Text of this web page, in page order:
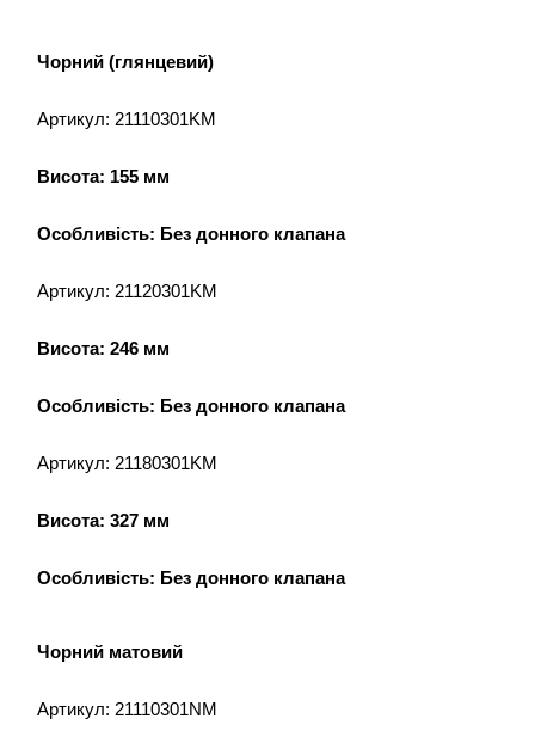
Чорний (глянцевий)
Артикул: 21110301KM
Висота: 155 мм
Особливість: Без донного клапана
Артикул: 21120301KM
Висота: 246 мм
Особливість: Без донного клапана
Артикул: 21180301KM
Висота: 327 мм
Особливість: Без донного клапана
Чорний матовий
Артикул: 21110301NM